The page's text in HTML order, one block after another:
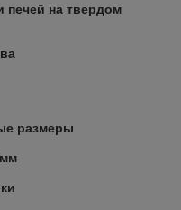
печей на твердом
размеры